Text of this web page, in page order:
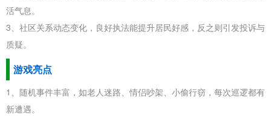
活气息。
3、社区关系动态变化，良好执法能提升居民好感，反之则引发投诉与
质疑。
游戏亮点
1、随机事件丰富，如老人迷路、情侣吵架、小偷行窃，每次巡逻都有
新遭遇。